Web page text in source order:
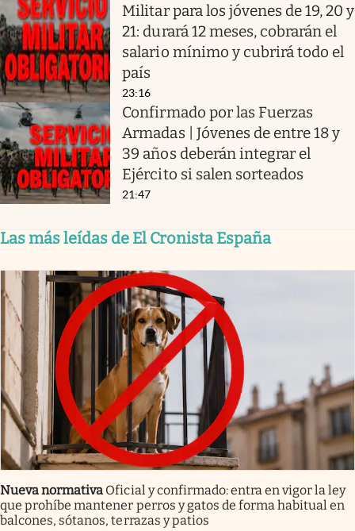
Militar para los jóvenes de 19, 20 y
21: durará 12 meses, cobrarán el
salario mínimo y cubrirá todo el
país
23:16
Confirmado por las Fuerzas
Armadas | Jóvenes de entre 18 y
39 años deberán integrar el
Ejército si salen sorteados
21:47
Las más leídas de El Cronista España
Nueva normativa Oficial y confirmado: entra en vigor la ley
que prohíbe mantener perros y gatos de forma habitual en
balcones, sótanos, terrazas y patios